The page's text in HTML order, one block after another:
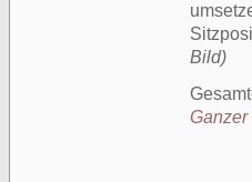
Bild)
Ganzer